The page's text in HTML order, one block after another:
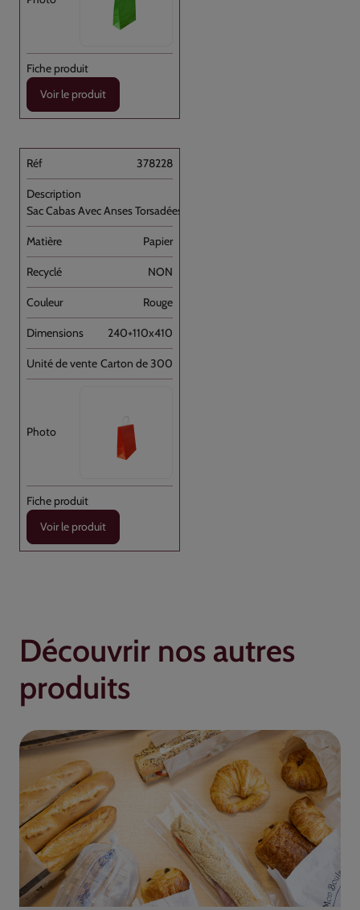
Voir le produit
378228
Sac Cabas Avec Anses Torsadées Rouge [...]
Papier
NON
Rouge
240+110x410
Carton de 300
Voir le produit
Découvrir nos autres
produits